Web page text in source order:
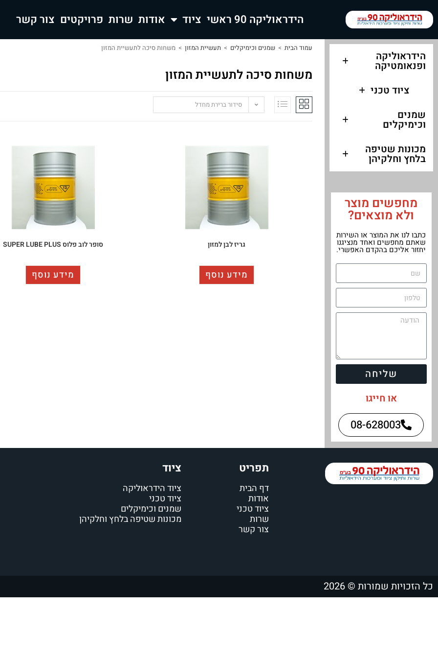
הידראוליקה 90 ראשי ציוד אודות שרות פרויקטים צור קשר
הידראוליקה
ופנאומטיקה
ציוד טכני
שמנים
וכימיקלים
מכונות שטיפה
בלחץ וחלקיהן
מחפשים מוצר
ולא מוצאים?
כתבו לנו את המוצר או השירות
שאתם מחפשים ואחד מנציגנו
יחזור אליכם בהקדם האפשרי.
שליחה
או חייגו
08-628003
עמוד הבית > שמנים וכימיקלים > תעשיית המזון > משחות סיכה לתעשיית המזון
משחות סיכה לתעשיית המזון
סידור ברירת מחדל
גריז לבן למזון
מידע נוסף
סופר לוב פלוס SUPER LUBE PLUS
מידע נוסף
תפריט
דף הבית
אודות
ציוד טכני
שרות
צור קשר
ציוד
ציוד הידראוליקה
ציוד טכני
שמנים וכימיקלים
מכונות שטיפה בלחץ וחלקיהן
כל הזכויות שמורות © 2026